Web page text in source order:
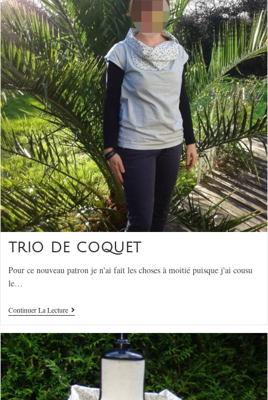
TRIO DE COQUET
Pour ce nouveau patron je n'ai fait les choses à moitié puisque j'ai cousu
le…
Continuer La Lecture